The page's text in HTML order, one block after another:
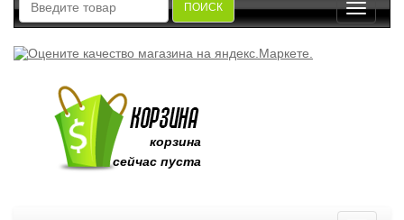
ПОИСК
Toggle
корзина
сейчас пуста